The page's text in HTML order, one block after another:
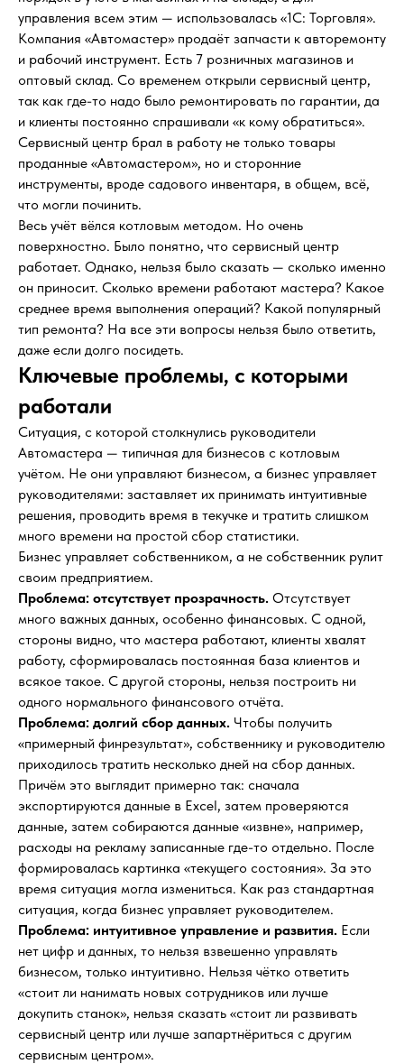
управления всем этим — использовалась «1С: Торговля».
Компания «Автомастер» продаёт запчасти к авторемонту
и рабочий инструмент. Есть 7 розничных магазинов и
оптовый склад. Со временем открыли сервисный центр,
так как где-то надо было ремонтировать по гарантии, да
и клиенты постоянно спрашивали «к кому обратиться».
Сервисный центр брал в работу не только товары
проданные «Автомастером», но и сторонние
инструменты, вроде садового инвентаря, в общем, всё,
что могли починить.
Весь учёт вёлся котловым методом. Но очень
поверхностно. Было понятно, что сервисный центр
работает. Однако, нельзя было сказать — сколько именно
он приносит. Сколько времени работают мастера? Какое
среднее время выполнения операций? Какой популярный
тип ремонта? На все эти вопросы нельзя было ответить,
даже если долго посидеть.
Ключевые проблемы, с которыми
работали
Ситуация, с которой столкнулись руководители
Автомастера — типичная для бизнесов с котловым
учётом. Не они управляют бизнесом, а бизнес управляет
руководителями: заставляет их принимать интуитивные
решения, проводить время в текучке и тратить слишком
много времени на простой сбор статистики.
Бизнес управляет собственником, а не собственник рулит
своим предприятием.
Проблема: отсутствует прозрачность. Отсутствует
много важных данных, особенно финансовых. С одной,
стороны видно, что мастера работают, клиенты хвалят
работу, сформировалась постоянная база клиентов и
всякое такое. С другой стороны, нельзя построить ни
одного нормального финансового отчёта.
Проблема: долгий сбор данных. Чтобы получить
«примерный финрезультат», собственнику и руководителю
приходилось тратить несколько дней на сбор данных.
Причём это выглядит примерно так: сначала
экспортируются данные в Excel, затем проверяются
данные, затем собираются данные «извне», например,
расходы на рекламу записанные где-то отдельно. После
формировалась картинка «текущего состояния». За это
время ситуация могла измениться. Как раз стандартная
ситуация, когда бизнес управляет руководителем.
Проблема: интуитивное управление и развития. Если
нет цифр и данных, то нельзя взвешенно управлять
бизнесом, только интуитивно. Нельзя чётко ответить
«стоит ли нанимать новых сотрудников или лучше
докупить станок», нельзя сказать «стоит ли развивать
сервисный центр или лучше запартнёриться с другим
сервисным центром».